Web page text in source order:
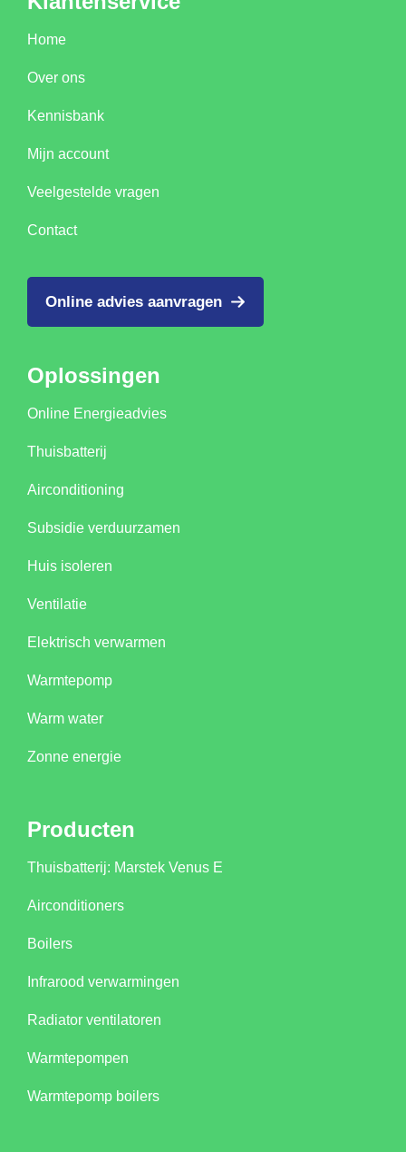
Home
Over ons
Kennisbank
Mijn account
Veelgestelde vragen
Contact
Online advies aanvragen
Oplossingen
Online Energieadvies
Thuisbatterij
Airconditioning
Subsidie verduurzamen
Huis isoleren
Ventilatie
Elektrisch verwarmen
Warmtepomp
Warm water
Zonne energie
Producten
Thuisbatterij: Marstek Venus E
Airconditioners
Boilers
Infrarood verwarmingen
Radiator ventilatoren
Warmtepompen
Warmtepomp boilers